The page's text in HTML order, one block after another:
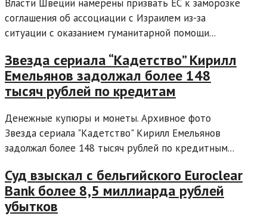
Власти Швеции намерены призвать ЕС к заморозке
соглашения об ассоциации с Израилем из-за
ситуации с оказанием гуманитарной помощи...
Звезда сериала “Кадетство” Кирилл
Емельянов задолжал более 148
тысяч рублей по кредитам
Денежные купюры и монеты. Архивное фото
Звезда сериала "Кадетство" Кирилл Емельянов
задолжал более 148 тысяч рублей по кредитным...
Суд взыскал с бельгийского Euroclear
Bank более 8,5 миллиарда рублей
убытков